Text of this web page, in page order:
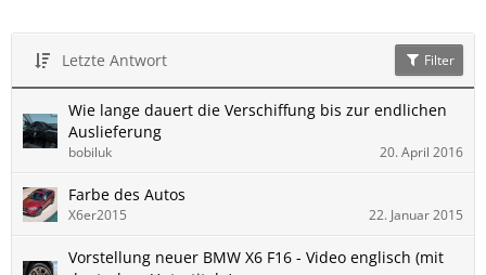
Letzte Antwort Filter
Wie lange dauert die Verschiffung bis zur endlichen
Auslieferung
bobiluk 20. April 2016
Farbe des Autos
X6er2015 22. Januar 2015
Vorstellung neuer BMW X6 F16 - Video englisch (mit